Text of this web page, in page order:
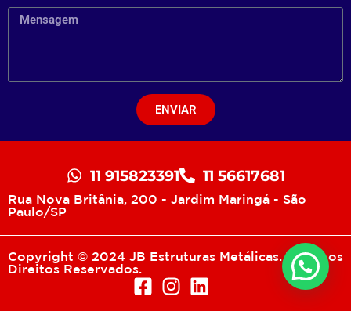
ENVIAR
11 915823391 11 56617681
Rua Nova Britânia, 200 - Jardim Maringá - São
Paulo/SP
Copyright © 2024 JB Estruturas Metálicas. Todos os
Direitos Reservados.